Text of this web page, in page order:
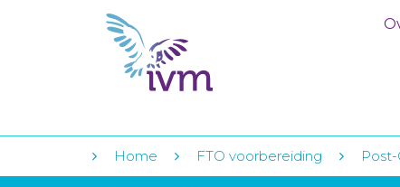
Home FTO voorbereiding